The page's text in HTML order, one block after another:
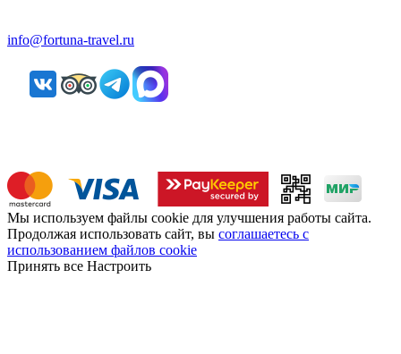
info@fortuna-travel.ru
Мы используем файлы cookie для улучшения работы сайта.
Продолжая использовать сайт, вы соглашаетесь с
использованием файлов cookie
Принять все Настроить